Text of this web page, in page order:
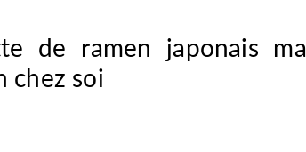
de ramen japonais
chez soi